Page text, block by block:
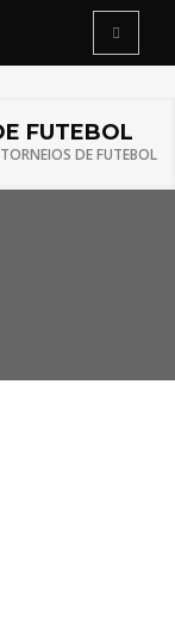
FUTEBOL
TORNEIOS DE FUTEBOL